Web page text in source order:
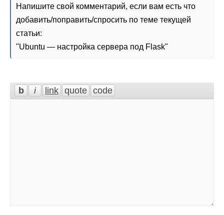
Напишите свой комментарий, если вам есть что
добавить/поправить/спросить по теме текущей
статьи:
"Ubuntu — настройка сервера под Flask"